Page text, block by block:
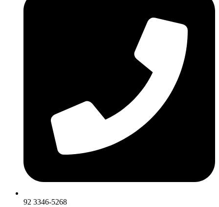
92 3346-5268